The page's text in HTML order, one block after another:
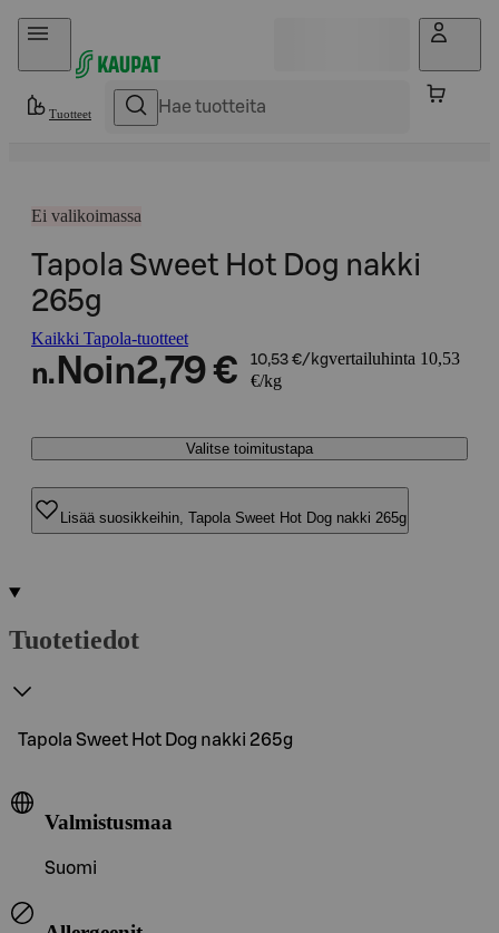
Hyppää sisältöön
Tuotteet
Ei valikoimassa
Tapola Sweet Hot Dog nakki
265g
Kaikki Tapola-tuotteet
n. Noin2,79 € 10,53 €/kgvertailuhinta 10,53
€/kg
Valitse toimitustapa
Lisää suosikkeihin, Tapola Sweet Hot Dog nakki 265g
Tuotetiedot
Tapola Sweet Hot Dog nakki 265g
Valmistusmaa
Suomi